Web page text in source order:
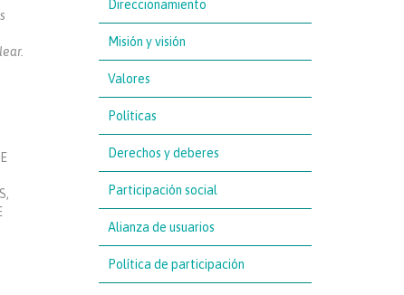
Direccionamiento
Misión y visión
Valores
Políticas
Derechos y deberes
Participación social
Alianza de usuarios
Política de participación